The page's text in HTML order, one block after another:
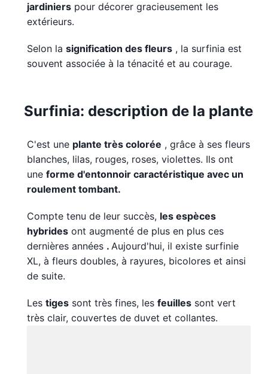
jardiniers pour décorer gracieusement les
extérieurs.
Selon la signification des fleurs , la surfinia est
souvent associée à la ténacité et au courage.
Surfinia: description de la plante
C'est une plante très colorée , grâce à ses fleurs
blanches, lilas, rouges, roses, violettes. Ils ont
une forme d'entonnoir caractéristique avec un
roulement tombant.
Compte tenu de leur succès, les espèces
hybrides ont augmenté de plus en plus ces
dernières années . Aujourd'hui, il existe surfinie
XL, à fleurs doubles, à rayures, bicolores et ainsi
de suite.
Les tiges sont très fines, les feuilles sont vert
très clair, couvertes de duvet et collantes.